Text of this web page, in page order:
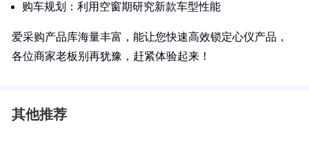
购车规划：利用空窗期研究新款车型性能
爱采购产品库海量丰富，能让您快速高效锁定心仪产品，
各位商家老板别再犹豫，赶紧体验起来！
其他推荐